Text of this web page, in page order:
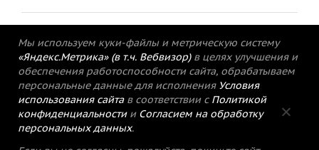
© 2015-2021 Редакция газеты «Кимрский
Мы используем куки-файлы и метрическую систему
«Яндекс.Метрика» (в т.ч. Вебвизор) в целях улучшения и
обеспечения работоспособности сайта, обрабатываем
персональные данные для исполнения Условия
использования сайтав соответствии с Политикой
конфиденциальностии Согласием на обработку
персональных данных.